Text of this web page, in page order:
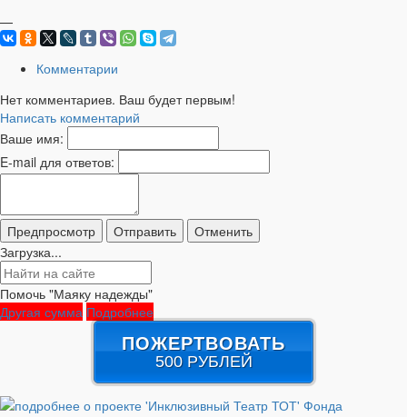
—
Комментарии
Нет комментариев. Ваш будет первым!
Написать комментарий
Ваше имя:
E-mail для ответов:
Загрузка...
Помочь "Маяку надежды"
Другая сумма Подробнее
ПОЖЕРТВОВАТЬ
500 РУБЛЕЙ